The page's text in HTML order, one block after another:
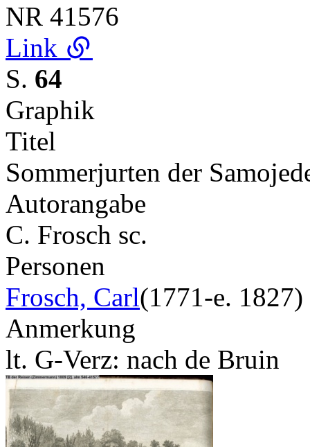
NR 41576
Link
S. 64
Graphik
Titel
Sommerjurten der
Autorangabe
C. Frosch sc.
Personen
Frosch, Carl(1771-e. 1827)
Anmerkung
lt. G-Verz: nach de Bruin